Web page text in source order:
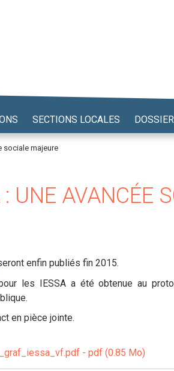
SECTIONS LOCALES
sociale majeure
UNE AVANCÉE
enfin publiés fin 2015.
les IESSA a été obtenue au
en pièce jointe.
- pdf (0.85 Mo)